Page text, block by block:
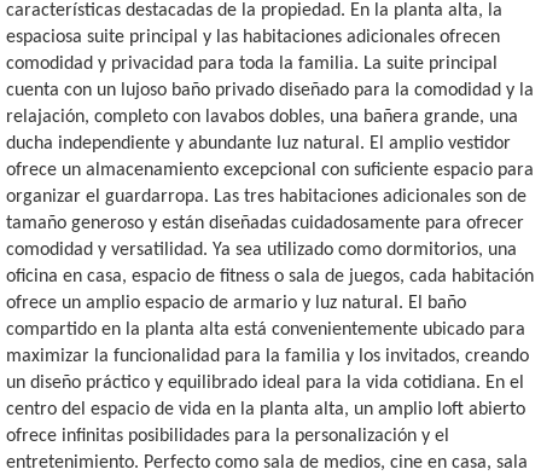
características destacadas de la propiedad. En la planta alta, la
espaciosa suite principal y las habitaciones adicionales ofrecen
comodidad y privacidad para toda la familia. La suite principal
cuenta con un lujoso baño privado diseñado para la comodidad y la
relajación, completo con lavabos dobles, una bañera grande, una
ducha independiente y abundante luz natural. El amplio vestidor
ofrece un almacenamiento excepcional con suficiente espacio para
organizar el guardarropa. Las tres habitaciones adicionales son de
tamaño generoso y están diseñadas cuidadosamente para ofrecer
comodidad y versatilidad. Ya sea utilizado como dormitorios, una
oficina en casa, espacio de fitness o sala de juegos, cada habitación
ofrece un amplio espacio de armario y luz natural. El baño
compartido en la planta alta está convenientemente ubicado para
maximizar la funcionalidad para la familia y los invitados, creando
un diseño práctico y equilibrado ideal para la vida cotidiana. En el
centro del espacio de vida en la planta alta, un amplio loft abierto
ofrece infinitas posibilidades para la personalización y el
entretenimiento. Perfecto como sala de medios, cine en casa, sala